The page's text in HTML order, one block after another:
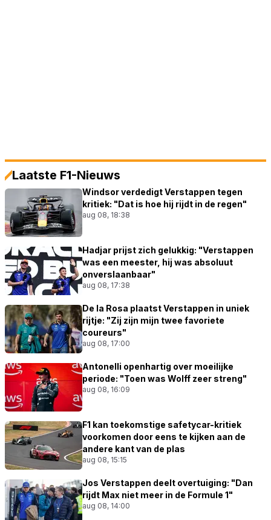
Laatste F1-Nieuws
Windsor verdedigt Verstappen tegen
kritiek: "Dat is hoe hij rijdt in de regen"
aug 08, 18:38
Hadjar prijst zich gelukkig: "Verstappen
was een meester, hij was absoluut
onverslaanbaar"
aug 08, 17:38
De la Rosa plaatst Verstappen in uniek
rijtje: "Zij zijn mijn twee favoriete
coureurs"
aug 08, 17:00
Antonelli openhartig over moeilijke
periode: "Toen was Wolff zeer streng"
aug 08, 16:09
F1 kan toekomstige safetycar-kritiek
voorkomen door eens te kijken aan de
andere kant van de plas
aug 08, 15:15
Jos Verstappen deelt overtuiging: "Dan
rijdt Max niet meer in de Formule 1"
aug 08, 14:00